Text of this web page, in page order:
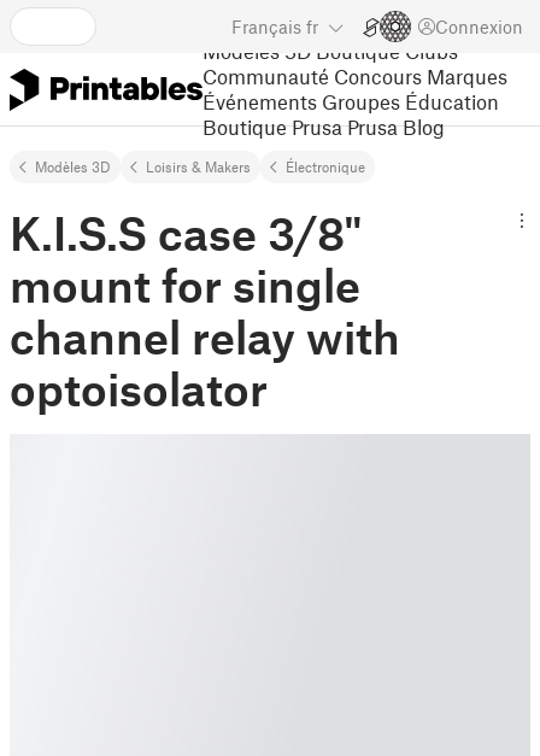
Français fr Connexion
Modèles 3D Boutique Clubs
Communauté Concours Marques
Événements Groupes Éducation
Boutique Prusa Prusa Blog
Modèles 3D Loisirs & Makers Électronique
K.I.S.S case 3/8"
mount for single
channel relay with
optoisolator